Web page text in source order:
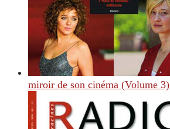
miroir de son cinéma (Volume 3)